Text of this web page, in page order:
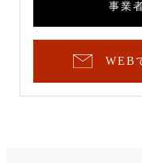
事業
WEB